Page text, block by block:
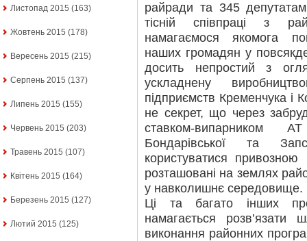
Листопад 2015 (163)
Жовтень 2015 (178)
Вересень 2015 (215)
Серпень 2015 (137)
Липень 2015 (155)
Червень 2015 (203)
Травень 2015 (107)
Квітень 2015 (164)
Березень 2015 (127)
Лютий 2015 (125)
райради та 345
тісній співпраці з
намагаємося якомога
наших громадян у
досить непростий з
ускладнену
підприємств Кременчука і
не секрет, що через
ставком-випарником
Бондарівської та
користуватися привозною
розташовані на землях
у навколишнє середовище.
Ці та багато інших
намагається
виконання районних